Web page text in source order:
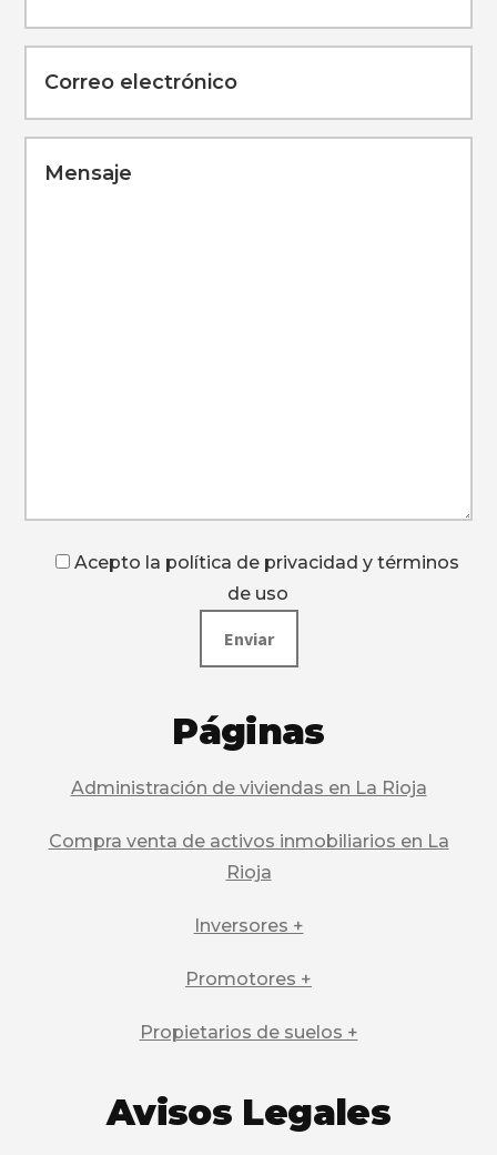
Acepto la política de privacidad y términos
de uso
Páginas
Administración de viviendas en La Rioja
Compra venta de activos inmobiliarios en La
Rioja
Inversores +
Promotores +
Propietarios de suelos +
Avisos Legales